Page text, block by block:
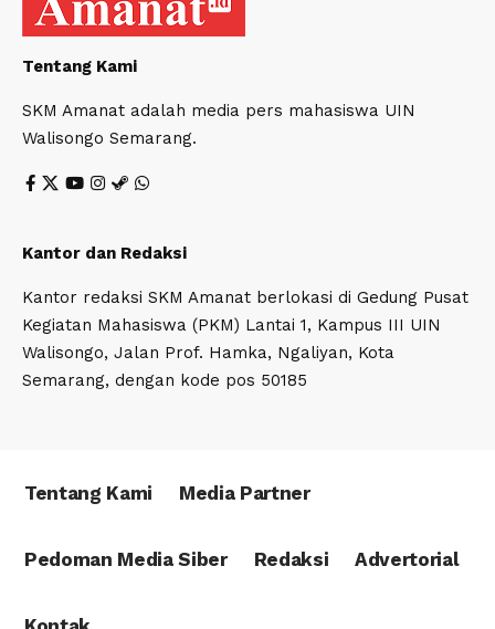
Tentang Kami
SKM Amanat adalah media pers mahasiswa UIN
Walisongo Semarang.
Kantor dan Redaksi
Kantor redaksi SKM Amanat berlokasi di Gedung Pusat
Kegiatan Mahasiswa (PKM) Lantai 1, Kampus III UIN
Walisongo, Jalan Prof. Hamka, Ngaliyan, Kota
Semarang, dengan kode pos 50185
Tentang Kami Media Partner
Pedoman Media Siber Redaksi Advertorial